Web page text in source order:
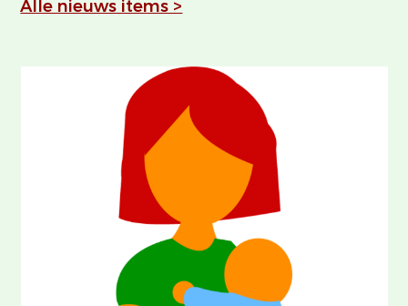
Alle nieuws items >